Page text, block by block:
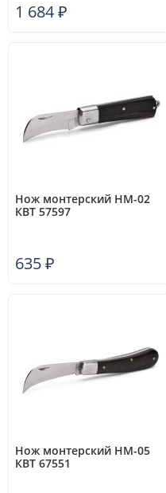
1 684₽
Нож монтерский НМ-02
КВТ 57597
635₽
Нож монтерский НМ-05
КВТ 67551